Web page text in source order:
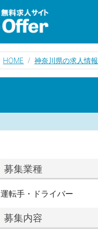
HOME 神奈川県の求人情報
募集業種
運転手・ドライバー
募集内容